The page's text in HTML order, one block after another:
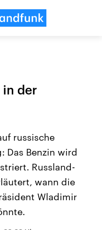
USA
Aktuelle Beiträge,
Hintergründe
gehören die Vereinigten
mit großem Einfluss auf
der
russische
Das Benzin wird
Russland-
wann die
Wladimir